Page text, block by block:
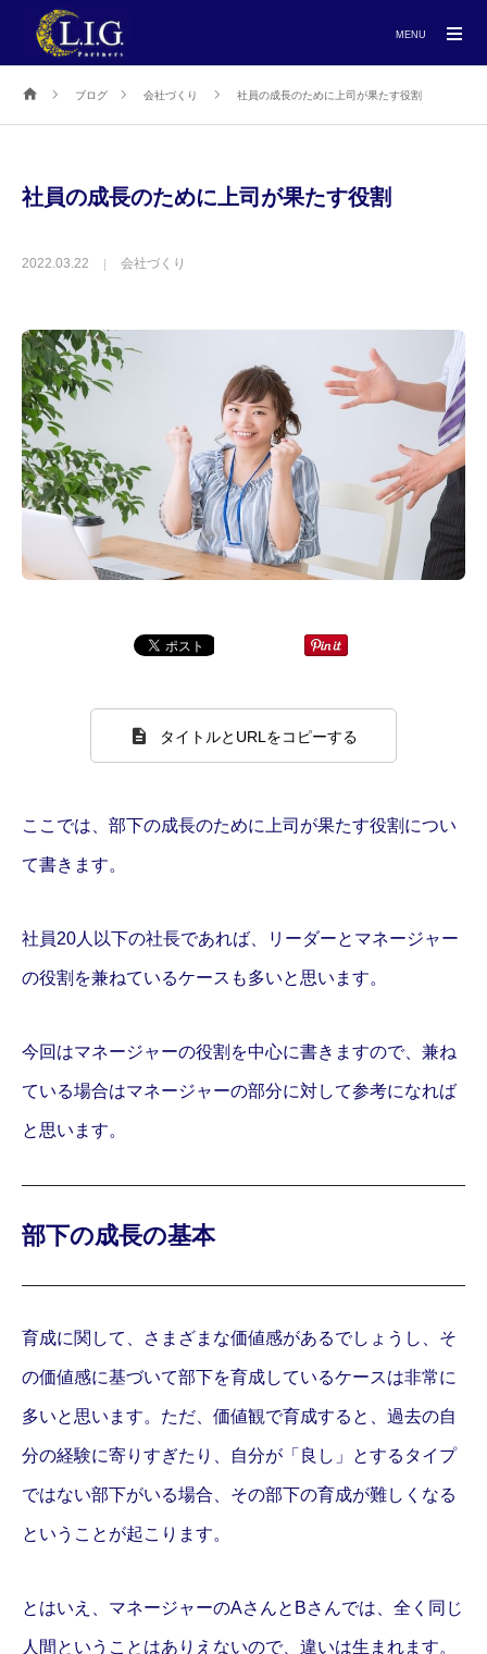
ブログ 会社づくり 社員の成長のために上司が果たす役割
社員の成長のために上司が果たす役割
2022.03.22 会社づくり
タイトルとURLをコピーする
ここでは、部下の成長のために上司が果たす役割につい
て書きます。
社員20人以下の社長であれば、リーダーとマネージャー
の役割を兼ねているケースも多いと思います。
今回はマネージャーの役割を中心に書きますので、兼ね
ている場合はマネージャーの部分に対して参考になれば
と思います。
部下の成長の基本
育成に関して、さまざまな価値感があるでしょうし、そ
の価値感に基づいて部下を育成しているケースは非常に
多いと思います。ただ、価値観で育成すると、過去の自
分の経験に寄りすぎたり、自分が「良し」とするタイプ
ではない部下がいる場合、その部下の育成が難しくなる
ということが起こります。
とはいえ、マネージャーのAさんとBさんでは、全く同じ
人間ということはありえないので、違いは生まれます。
MENU